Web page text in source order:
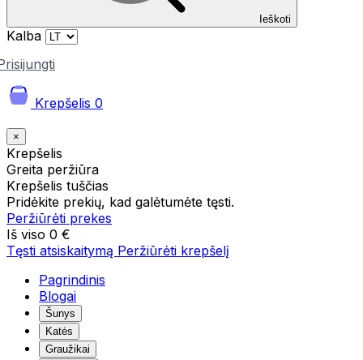
Ieškoti
Kalba
Krepšelis 0
×
Krepšelis
Greita peržiūra
Krepšelis tuščias
Pridėkite prekių, kad galėtumėte tęsti.
Peržiūrėti prekes
Iš viso 0 €
Tęsti atsiskaitymą Peržiūrėti krepšelį
Pagrindinis
Blogai
Šunys
Katės
Graužikai